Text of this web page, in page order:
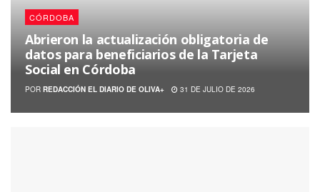
CÓRDOBA
Abrieron la actualización obligatoria de
datos para beneficiarios de la Tarjeta
Social en Córdoba
POR REDACCIÓN EL DIARIO DE OLIVA+ 31 DE JULIO DE 2026